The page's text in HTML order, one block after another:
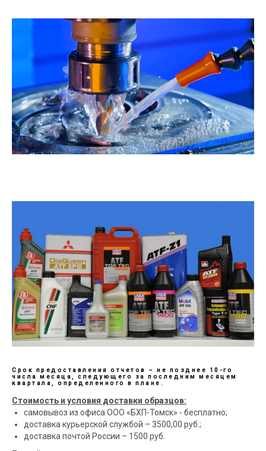
Срок предоставления отчетов – не позднее 10-го
числа месяца, следующего за последним месяцем
квартала, определенного в плане.
Стоимость и условия доставки образцов:
самовывоз из офиса ООО «БХП-Томск» - бесплатно;
доставка курьерской службой – 3500,00 руб.;
доставка почтой России – 1500 руб.